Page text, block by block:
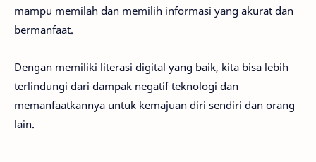
mampu memilah dan memilih informasi yang akurat dan
bermanfaat.
Dengan memiliki literasi digital yang baik, kita bisa lebih
terlindungi dari dampak negatif teknologi dan
memanfaatkannya untuk kemajuan diri sendiri dan orang
lain.